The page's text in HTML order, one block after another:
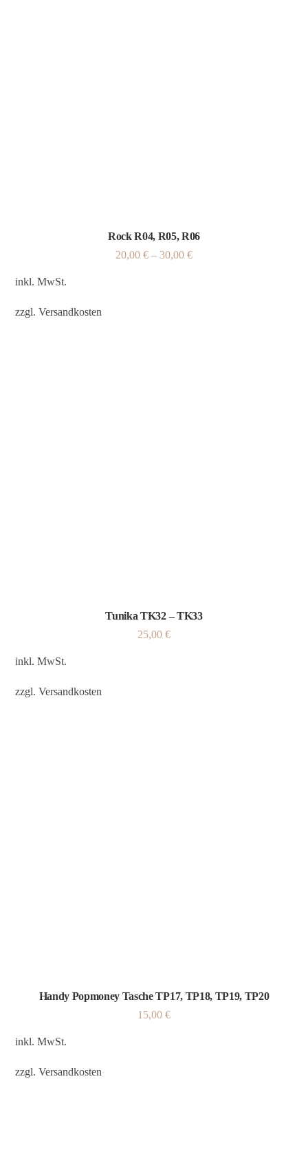
Rock R04, R05, R06
20,00 € – 30,00 €
inkl. MwSt.
zzgl.Versandkosten
Tunika TK32 – TK33
25,00 €
inkl. MwSt.
zzgl.Versandkosten
Handy Popmoney Tasche TP17, TP18, TP19, TP20
15,00 €
inkl. MwSt.
zzgl.Versandkosten